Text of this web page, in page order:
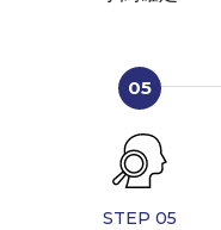
05
STEP 05